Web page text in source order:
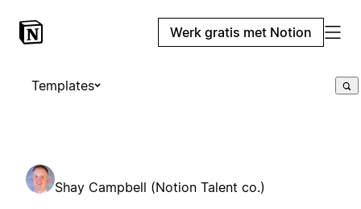
Werk gratis met Notion
Templates
Shay Campbell (Notion Talent co.)